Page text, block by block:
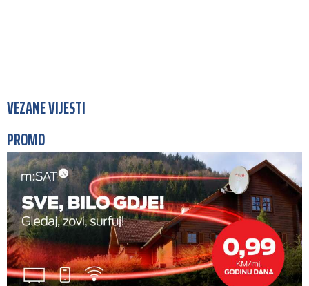
VEZANE VIJESTI
PROMO